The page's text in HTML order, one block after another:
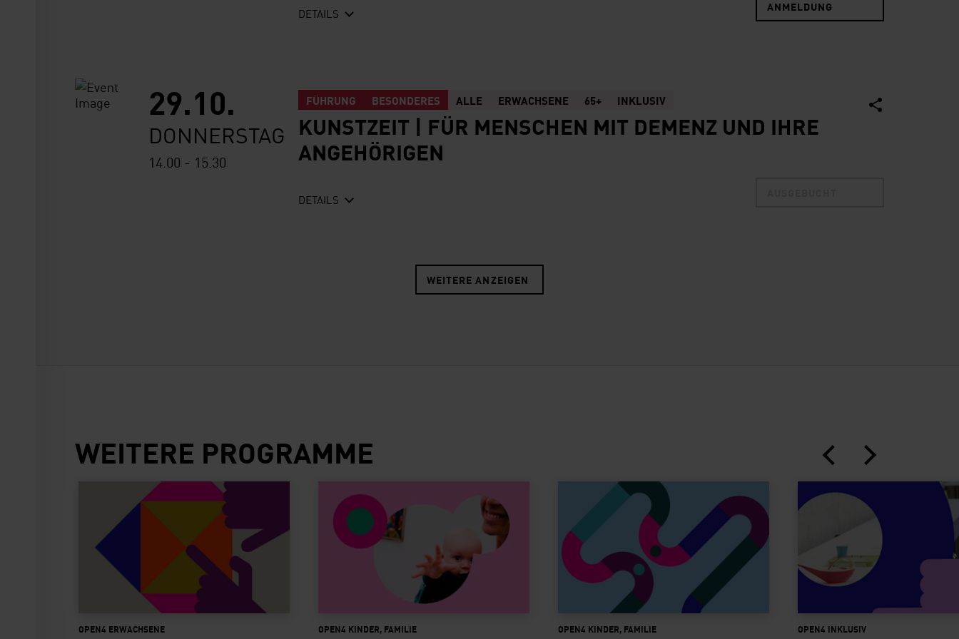
DETAILS ANMELDUNG
29.10.
DONNERSTAG
14.00 - 15.30
FÜHRUNG BESONDERES ALLE ERWACHSENE 65+ INKLUSIV
KUNSTZEIT | FÜR MENSCHEN MIT DEMENZ UND IHRE
ANGEHÖRIGEN
DETAILS
WEITERE ANZEIGEN
WEITERE PROGRAMME
Open4Making
OPEN4 ERWACHSENE OPEN4 KINDER, FAMILIE
Familienführungen
OPEN4 KINDER, FAMILIE
Inklusive Taststation im X-
OPEN4 INKLUSIV